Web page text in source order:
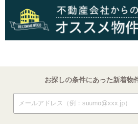
お探しの条件にあった新着物